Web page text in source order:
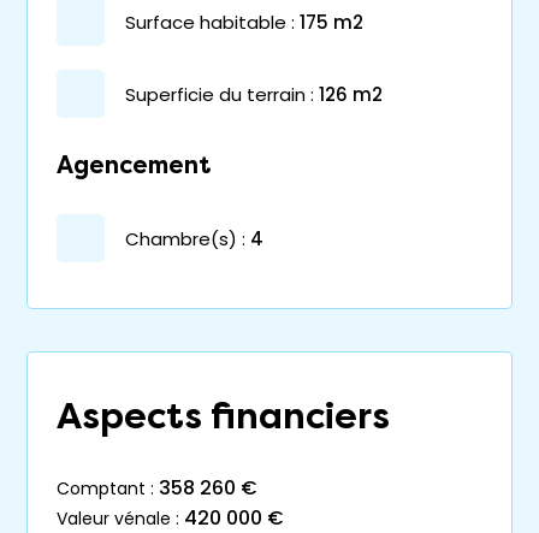
surface habitable : 175 m2
superficie du terrain : 126 m2
Agencement
chambre(s) : 4
Aspects financiers
comptant : 358 260 €
valeur vénale : 420 000 €